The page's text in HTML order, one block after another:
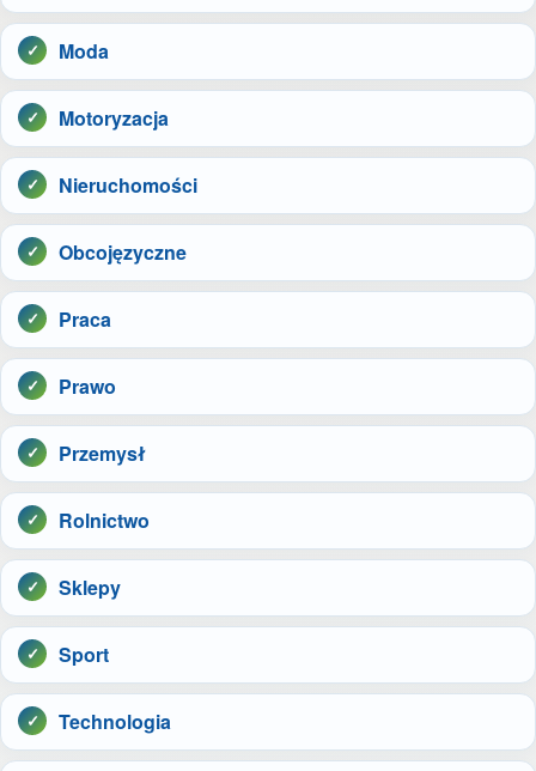
Moda
Motoryzacja
Nieruchomości
Obcojęzyczne
Praca
Prawo
Przemysł
Rolnictwo
Sklepy
Sport
Technologia